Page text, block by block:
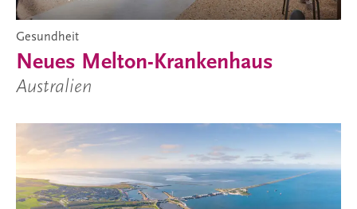
Gesundheit
Neues Melton-Krankenhaus
Australien